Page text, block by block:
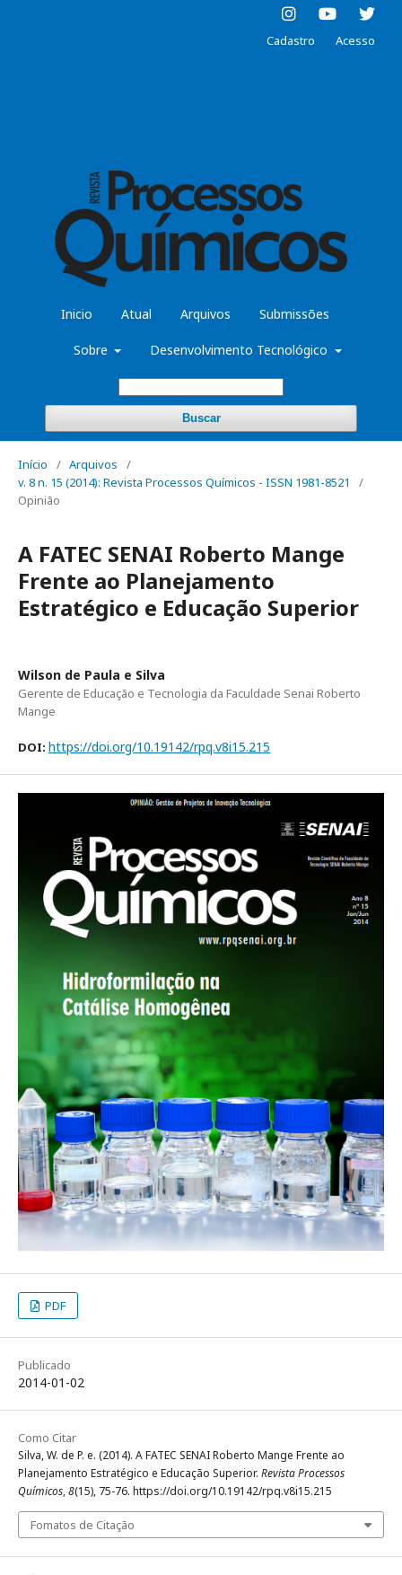
Inicio Atual Arquivos Submissões
Sobre Desenvolvimento Tecnológico
Buscar
Cadastro Acesso
Início / Arquivos
/
v. 8 n. 15 (2014): Revista Processos Químicos - ISSN 1981-8521
/
Opinião
A FATEC SENAI Roberto Mange
Frente ao Planejamento
Estratégico e Educação Superior
Wilson de Paula e Silva
Gerente de Educação e Tecnologia da Faculdade Senai Roberto
Mange
DOI: https://doi.org/10.19142/rpq.v8i15.215
PDF
Publicado
2014-01-02
Como Citar
Silva, W. de P. e. (2014). A FATEC SENAI Roberto Mange Frente ao
Planejamento Estratégico e Educação Superior. Revista Processos
Químicos,8(15), 75-76. https://doi.org/10.19142/rpq.v8i15.215
Fomatos de Citação